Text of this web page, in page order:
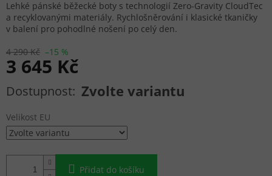
4 290 Kč –15 %
3 645 Kč
Měrná cena: Zvolte variantu
Velikost EU
Přidat do košíku
Lehké pánské běžecké boty s technologií Zero-Gravity CloudTec
a recyklovanými materiály. Rychlošněrování i klasické tkaničky
v balení pro pohodlné nošení po celý den.